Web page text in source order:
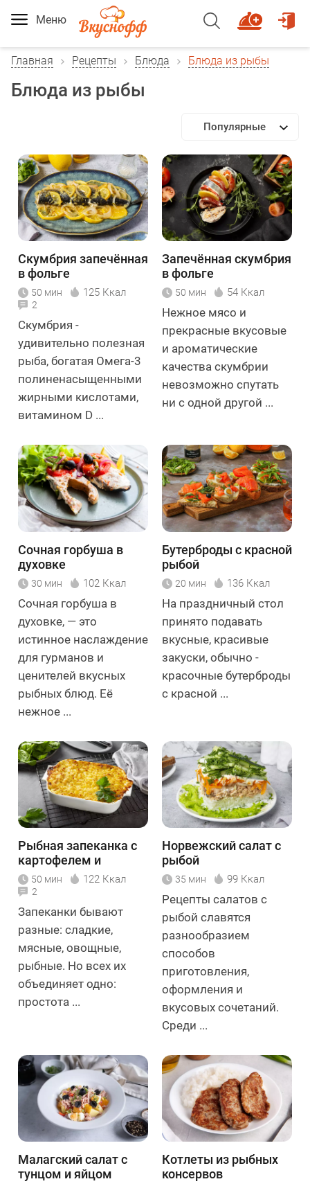
Меню
Главная Рецепты Блюда Блюда из рыбы
Блюда из рыбы
Популярные
Скумбрия запечённая
в фольге
50 мин 125 Ккал
2
Скумбрия -
удивительно полезная
рыба, богатая Омега-3
полиненасыщенными
жирными кислотами,
витамином D ...
Запечённая скумбрия
в фольге
50 мин 54 Ккал
Нежное мясо и
прекрасные вкусовые
и ароматические
качества скумбрии
невозможно спутать
ни с одной другой ...
Сочная горбуша в
духовке
30 мин 102 Ккал
Сочная горбуша в
духовке, — это
истинное наслаждение
для гурманов и
ценителей вкусных
рыбных блюд. Её
нежное ...
Бутерброды с красной
рыбой
20 мин 136 Ккал
На праздничный стол
принято подавать
вкусные, красивые
закуски, обычно -
красочные бутерброды
с красной ...
Рыбная запеканка с
картофелем и
шпинатом
50 мин 122 Ккал
2
Запеканки бывают
разные: сладкие,
мясные, овощные,
рыбные. Но всех их
объединяет одно:
простота ...
Норвежский салат с
рыбой
35 мин 99 Ккал
Рецепты салатов с
рыбой славятся
разнообразием
способов
приготовления,
оформления и
вкусовых сочетаний.
Среди ...
Малагский салат с
тунцом и яйцом
Котлеты из рыбных
консервов